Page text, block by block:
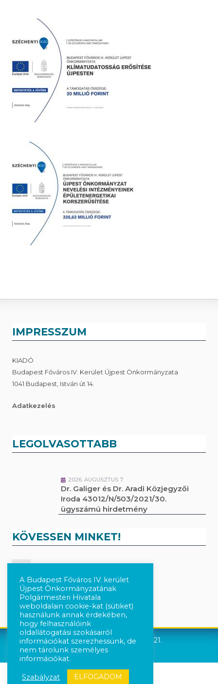
IMPRESSZUM
KIADÓ
Budapest Főváros IV. Kerület Újpest Önkormányzata
1041 Budapest, István út 14.
Adatkezelés
LEGOLVASOTTABB
2026. AUGUSZTUS 7.
Dr. Galiger és Dr. Aradi Közjegyzői
Iroda 43012/N/503/2021/30.
ügyszámú hirdetmény
KÖVESSEN MINKET!
Követés Instagram-on
Újpest Önkormányzata © 2021.
A Budapest Főváros IV. kerület
Újpest Önkormányzatának
Polgármesteri Hivatala
weboldalain cookie-kat (sütiket)
használunk annak érdekében,
hogy felhasználóink
oldallátogatási szokásairól
információkat szerezhessünk, de
nem tárolunk személyes
információkat.
Szabályzat ELFOGADOM